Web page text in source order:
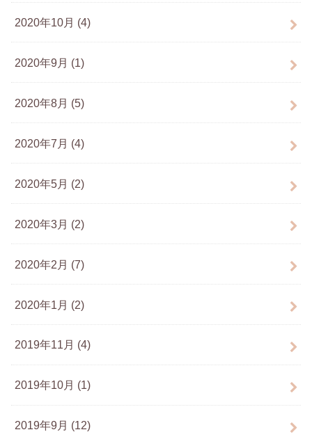
2020年10月 (4)
2020年9月 (1)
2020年8月 (5)
2020年7月 (4)
2020年5月 (2)
2020年3月 (2)
2020年2月 (7)
2020年1月 (2)
2019年11月 (4)
2019年10月 (1)
2019年9月 (12)